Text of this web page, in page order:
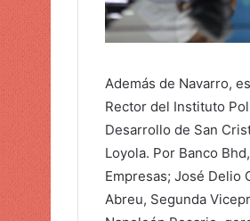
Además de Navarro,
Rector del Instituto
Desarrollo de San
Loyola. Por Banco
Empresas; José Delio
Abreu, Segunda